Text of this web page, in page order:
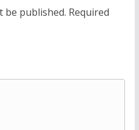
be published. Required